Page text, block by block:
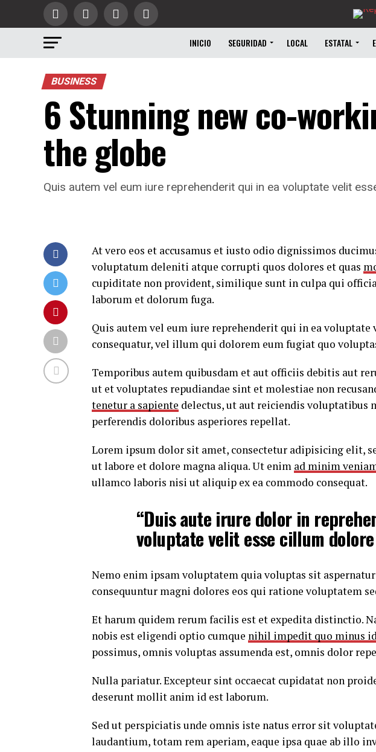
INICIO SEGURIDAD LOCAL ESTATAL
BUSINESS
6 Stunning new co-
the globe
Quis autem vel eum iure reprehenderit qui in ea voluptate velit
At vero eos et accusamus et iusto odio dignissimos
voluptatum deleniti atque corrupti quos dolores et quas
cupiditate non provident, similique sunt in culpa qui
laborum et dolorum fuga.
Quis autem vel eum iure reprehenderit qui in ea
consequatur, vel illum qui dolorem eum fugiat quo
Temporibus autem quibusdam et aut officiis debitis aut
ut et voluptates repudiandae sint et molestiae non
tenetur a sapiente delectus, ut aut reiciendis voluptatibus
perferendis doloribus asperiores repellat.
Lorem ipsum dolor sit amet, consectetur adipisicing elit,
ut labore et dolore magna aliqua. Ut enim ad minim
ullamco laboris nisi ut aliquip ex ea commodo consequat.
“Duis aute irure dolor in
voluptate velit esse cillum
Nemo enim ipsam voluptatem quia voluptas sit
consequuntur magni dolores eos qui ratione voluptatem
Et harum quidem rerum facilis est et expedita distinctio.
nobis est eligendi optio cumque nihil impedit quo minus
possimus, omnis voluptas assumenda est, omnis dolor
Nulla pariatur. Excepteur sint occaecat cupidatat non
deserunt mollit anim id est laborum.
Sed ut perspiciatis unde omnis iste natus error sit
laudantium, totam rem aperiam, eaque ipsa quae ab illo